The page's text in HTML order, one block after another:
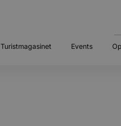
Turistmagasinet Events